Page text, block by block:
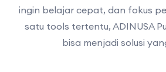
ingin belajar cepat, dan fokus
satu tools tertentu, ADINUSA
bisa menjadi solusi